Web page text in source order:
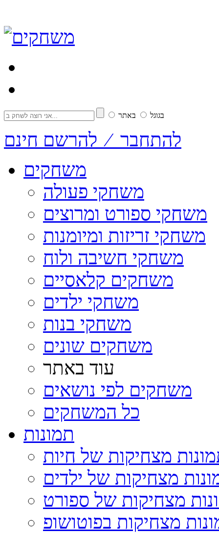
בגוגל באתר
להתחבר ⁄ להרשם חינם
משחקים
משחקי פעולה
משחקי ספורט ומרוצים
משחקי זריזות ומיומנות
משחקי חשיבה ולוח
משחקים קלאסיים
משחקי ילדים
משחקי בנות
משחקים שונים
עוד באתר
משחקים לפי נושאים
כל המשחקים
תמונות
מצחיקות של חיות
מצחיקות של ילדים
מצחיקות של ספורט
מצחיקות בפוטושופ